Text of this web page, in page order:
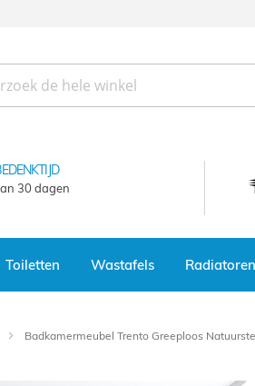
30 dagen
Toiletten Wastafels Radiatoren
Badkamermeubel Trento Greeploos